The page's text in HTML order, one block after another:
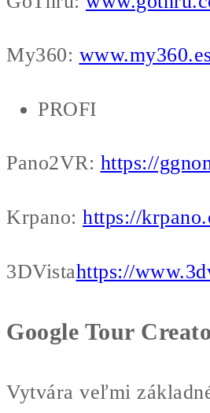
My360:
PROFI
Pano2VR: https://
Krpano: https://
3DVistahttps://
Google Tour
Vytvára veľmi